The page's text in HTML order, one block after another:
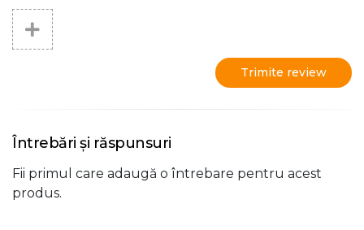
Trimite review
Întrebări și răspunsuri
Fii primul care adaugă o întrebare pentru acest
produs.